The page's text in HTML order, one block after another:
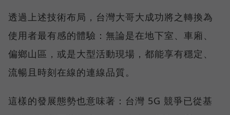
透過上述技術布局，台灣大哥大成功將之轉換為
使用者最有感的體驗：無論是在地下室、車廂、
偏鄉山區，或是大型活動現場，都能享有穩定、
流暢且時刻在線的連線品質。
這樣的發展態勢也意味著：台灣 5G 競爭已從基